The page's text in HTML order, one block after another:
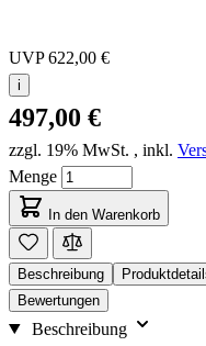
UVP622,00 €
i
497,00 €
zzgl. 19% MwSt. , inkl.
Menge
In den Warenkorb
Beschreibung
Bewertungen
Beschreibung